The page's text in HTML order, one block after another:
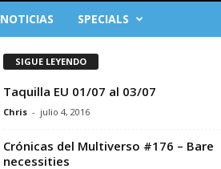
NOTICIAS SPECIALS
SIGUE LEYENDO
Taquilla EU 01/07 al 03/07
Chris - julio 4, 2016
Crónicas del Multiverso #176 – Bare
necessities